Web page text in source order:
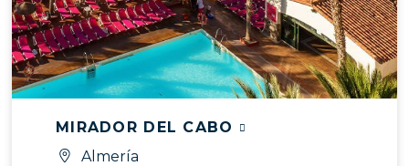
MIRADOR DEL CABO
Almería